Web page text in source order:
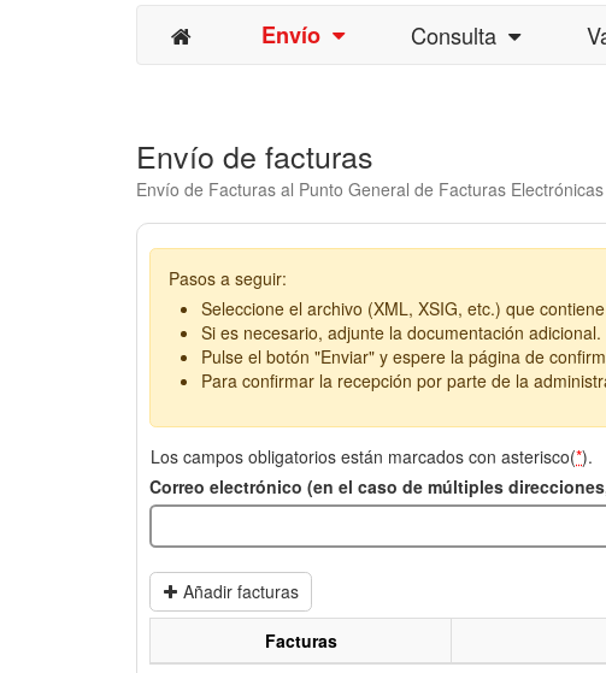
Envío Consulta
Envío de facturas
Envío de Facturas al Punto General de Facturas
Pasos a seguir:
Seleccione el archivo (XML, XSIG, etc.) que
Si es necesario, adjunte la documentación adicional.
Pulse el botón "Enviar" y espere la página de
Para confirmar la recepción por parte de la
Los campos obligatorios están marcados con asterisco(*).
Correo electrónico (en el caso de múltiples
Añadir facturas
Facturas